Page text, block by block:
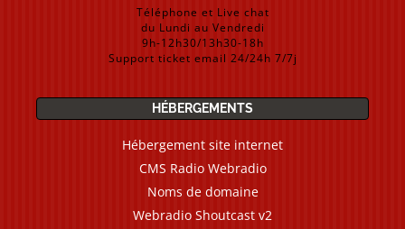
Téléphone et Live chat
du Lundi au Vendredi
9h-12h30/13h30-18h
Support ticket email 24/24h 7/7j
HÉBERGEMENTS
Hébergement site internet
CMS Radio Webradio
Noms de domaine
Webradio Shoutcast v2